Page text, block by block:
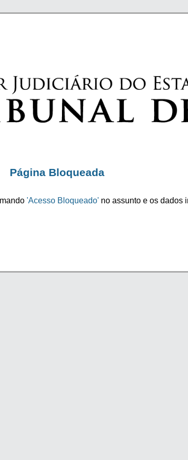
Página Bloqueada
'Acesso Bloqueado' no assunto e os dados